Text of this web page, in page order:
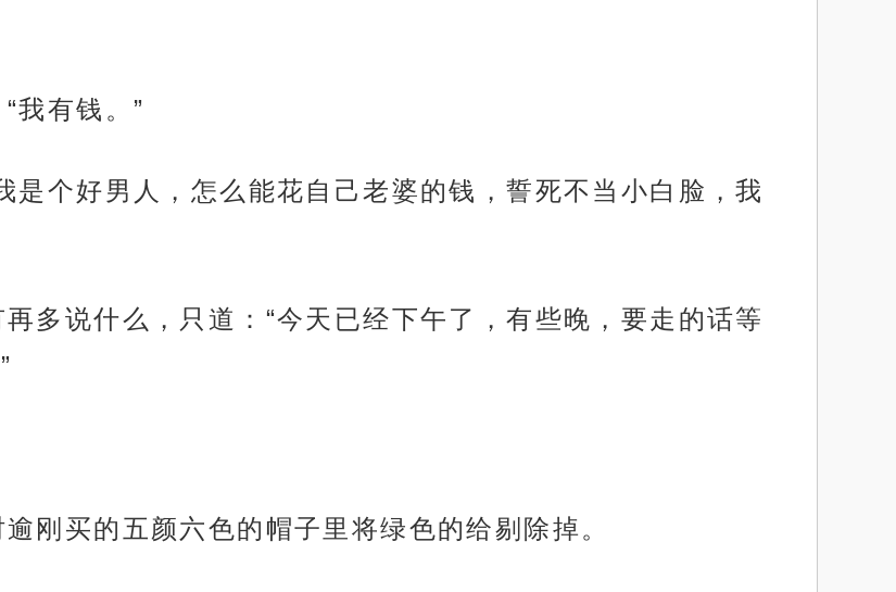
我有钱。”
是个好男人，怎么能花自己老婆的钱，誓死不当小白脸，我
多说什么，只道：“今天已经下午了，有些晚，要走的话等
刚买的五颜六色的帽子里将绿色的给剔除掉。